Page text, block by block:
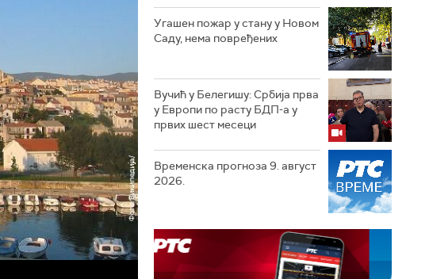
Угашен пожар у стану у Новом
Саду, нема повређених
Вучић у Белегишу: Србија прва
у Европи по расту БДП-а у
првих шест месеци
Временска прогноза 9. август
2026.